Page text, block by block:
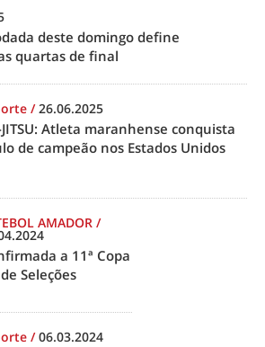
deste domingo define
quartas de final
/26.06.2025
JITSU: Atleta maranhense conquista
de campeão nos Estados Unidos
AMADOR /
a 11ª Copa
Seleções
/06.03.2024